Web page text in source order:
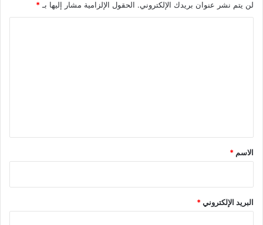
لن يتم نشر عنوان بريدك الإلكتروني. الحقول الإلزامية مشار إليها بـ *
*
الاسم *
البريد الإلكتروني*